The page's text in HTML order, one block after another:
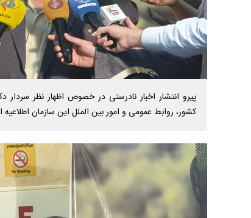
پیرو انتشار اخبار نادرستی در خصوص اظهار نظر سردار
کشور، روابط عمومی و امور بین الملل این سازمان